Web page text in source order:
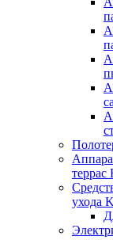
террас
ухода